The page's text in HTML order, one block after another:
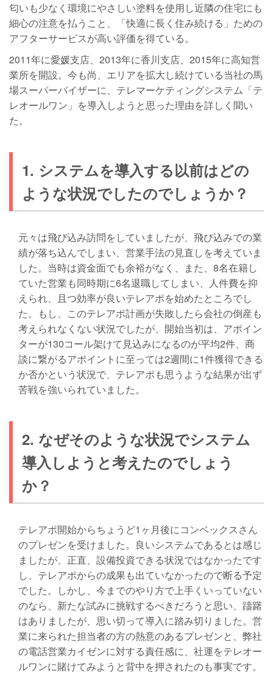
匂いも少なく環境にやさしい塗料を使用し近隣の住宅にも
細心の注意を払うこと、「快適に長く住み続ける」ための
アフターサービスが高い評価を得ている。
2011年に愛媛支店、2013年に香川支店、2015年に高知営
業所を開設。今も尚、エリアを拡大し続けている当社の馬
場スーパーバイザーに、テレマーケティングシステム「テ
レオールワン」を導入しようと思った理由を詳しく聞い
た。
1. システムを導入する以前はどの
ような状況でしたのでしょうか？
元々は飛び込み訪問をしていましたが、飛び込みでの業
績が落ち込んでしまい、営業手法の見直しを考えていま
した。当時は資金面でも余裕がなく、また、8名在籍し
ていた営業も同時期に6名退職してしまい、人件費を抑
えられ、且つ効率が良いテレアポを始めたところでし
た。もし、このテレアポ計画が失敗したら会社の倒産も
考えられなくない状況でしたが、開始当初は、アポイン
ターが130コール架けて見込みになるのが平均2件、商
談に繋がるアポイントに至っては2週間に1件獲得できる
か否かという状況で、テレアポも思うような結果が出ず
苦戦を強いられていました。
2. なぜそのような状況でシステム
導入しようと考えたのでしょう
か？
テレアポ開始からちょうど1ヶ月後にコンベックスさん
のプレゼンを受けました。良いシステムであるとは感じ
ましたが、正直、設備投資できる状況ではなかったです
し、テレアポからの成果も出ていなかったので断る予定
でした。しかし、今までのやり方で上手くいっていない
のなら、新たな試みに挑戦するべきだろうと思い、躊躇
はありましたが、思い切って導入に踏み切りました。営
業に来られた担当者の方の熱意のあるプレゼンと、弊社
の電話営業カイゼンに対する責任感に、社運をテレオー
ルワンに賭けてみようと背中を押されたのも事実です。